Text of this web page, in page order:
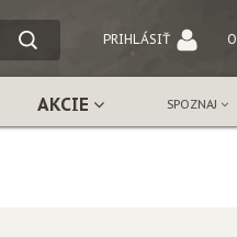
HĽADANÝ
VÝRAZ
PRIHLÁSIŤ
AKCIE SPOZNAJ